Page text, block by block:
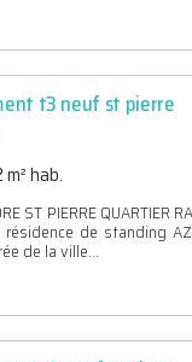
t3 neuf st pierre
hab.
ST PIERRE
de standing
de la ville...